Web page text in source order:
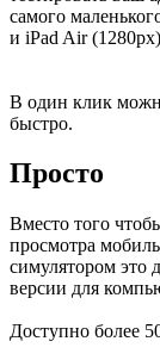
самого
и iPad Air (1280px)
В один клик
быстро.
Просто
Вместо того
просмотра
симулятором это
версии для
Доступно более